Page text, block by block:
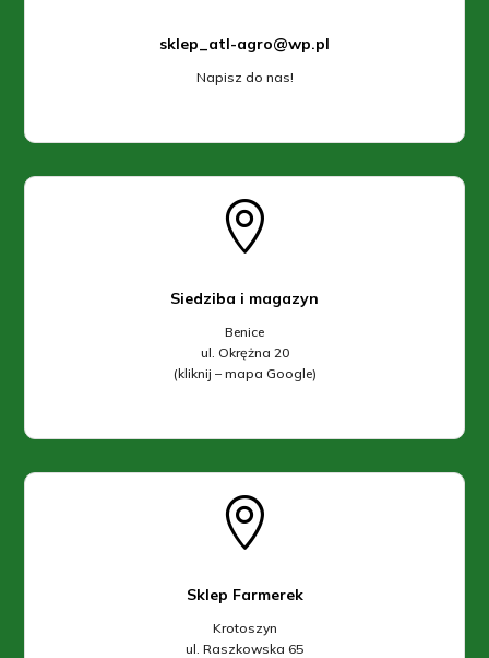
sklep_atl-agro@wp.pl
Napisz do nas!

Siedziba i magazyn
Benice
ul. Okrężna 20
(kliknij – mapa Google)

Sklep Farmerek
Krotoszyn
ul. Raszkowska 65